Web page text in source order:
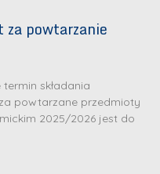
za powtarzanie
składania
powtarzane przedmioty
2025/2026 jest do